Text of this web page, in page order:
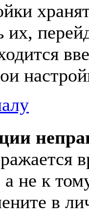
их,
а не к
в